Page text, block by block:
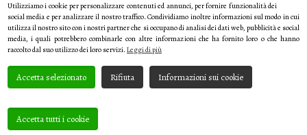
Via B. Buozzi, 2, 39100 Bolzano BZ, Italy
+39 0471 922381
memdexport@gmail.com
Seguici Su
Utilizziamo i cookie per personalizzare contenuti ed annunci, per fornire funzionalità dei
social media e per analizzare il nostro traffico. Condividiamo inoltre informazioni sul modo in cui
utilizza il nostro sito con i nostri partner che si occupano di analisi dei dati web, pubblicità e social
media, i quali potrebbero combinarle con altre informazioni che ha fornito loro o che hanno
raccolto dal suo utilizzo dei loro servizi.Leggi di più
Accetta selezionato Rifiuta Informazioni sui cookie
Accetta tutti i cookie